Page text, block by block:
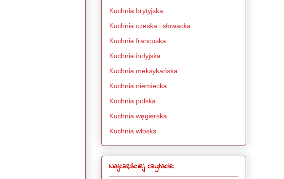
Kuchnia brytyjska
Kuchnia czeska i słowacka
Kuchnia francuska
Kuchnia indyjska
Kuchnia meksykańska
Kuchnia niemiecka
Kuchnia polska
Kuchnia węgierska
Kuchnia włoska
Najczęściej czytacie: